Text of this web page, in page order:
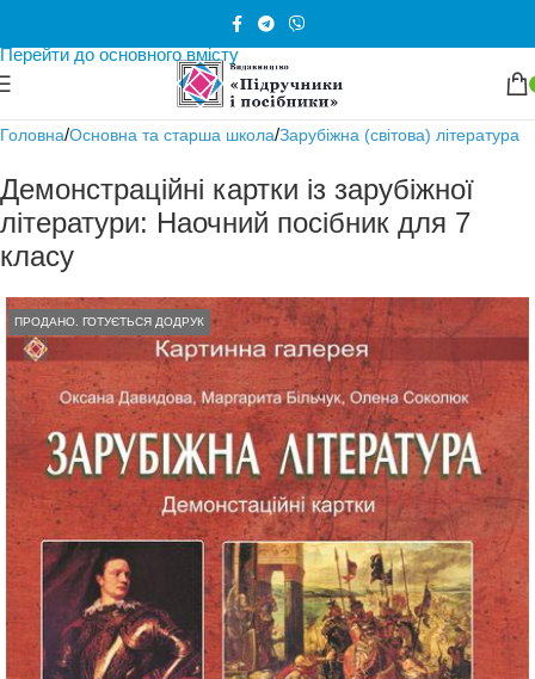
Перейти до основного вмісту
Головна/Основна та старша школа/Зарубіжна (світова) література
Демонстраційні картки із зарубіжної
літератури: Наочний посібник для 7
класу
ПРОДАНО. ГОТУЄТЬСЯ ДОДРУК